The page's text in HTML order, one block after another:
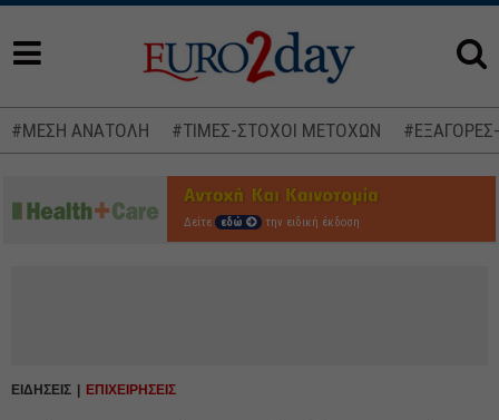
#ΜΕΣΗ ΑΝΑΤΟΛΗ #ΤΙΜΕΣ-ΣΤΟΧΟΙ ΜΕΤΟΧΩΝ
Δείτε εδώ την ειδική έκδοση
ΕΙΔΗΣΕΙΣ ΕΠΙΧΕΙΡΗΣΕΙΣ